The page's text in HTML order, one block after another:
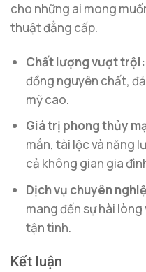
cho những ai mong
thuật đẳng cấp.
Chất lượng vượt trội:
đồng nguyên chất,
mỹ cao.
Giá trị phong thủy
mắn, tài lộc và năng
cả không gian gia
Dịch vụ chuyên
mang đến sự hài
tận tình.
Kết luận